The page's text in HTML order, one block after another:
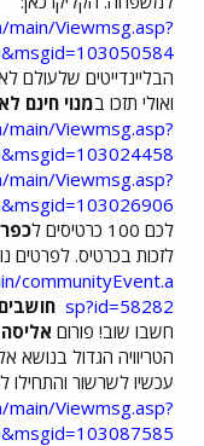
Viewmsg.asp?
הבליינדייטים שלעולם
ואולי תזכו במנוי חינם
Viewmsg.asp?
Viewmsg.asp?
לכם 100 כרטיסים ל
כפר
לזכות בכרטיס. לפרטים
communityEvent.a
sp?id=58282
חשבו שוב! פורום
הטריוויה הגדול בנושא
עכשיו לשרשור והתחילו
Viewmsg.asp?